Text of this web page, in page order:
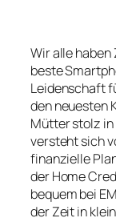
Wir alle haben
beste
Leidenschaft
den neuesten
Mütter stolz in
versteht sich
finanzielle
der Home
bequem bei
der Zeit in